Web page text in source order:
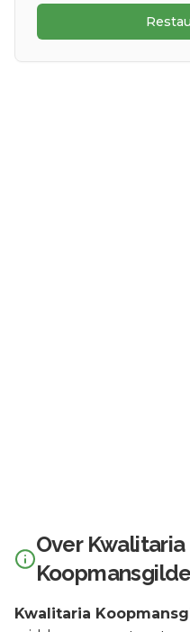
Over Kwalitaria
Kwalitaria